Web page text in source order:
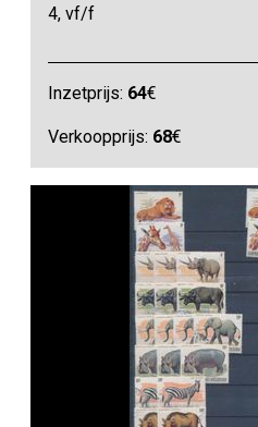
4, vf/f
Inzetprijs: 64€
Verkoopprijs: 68€